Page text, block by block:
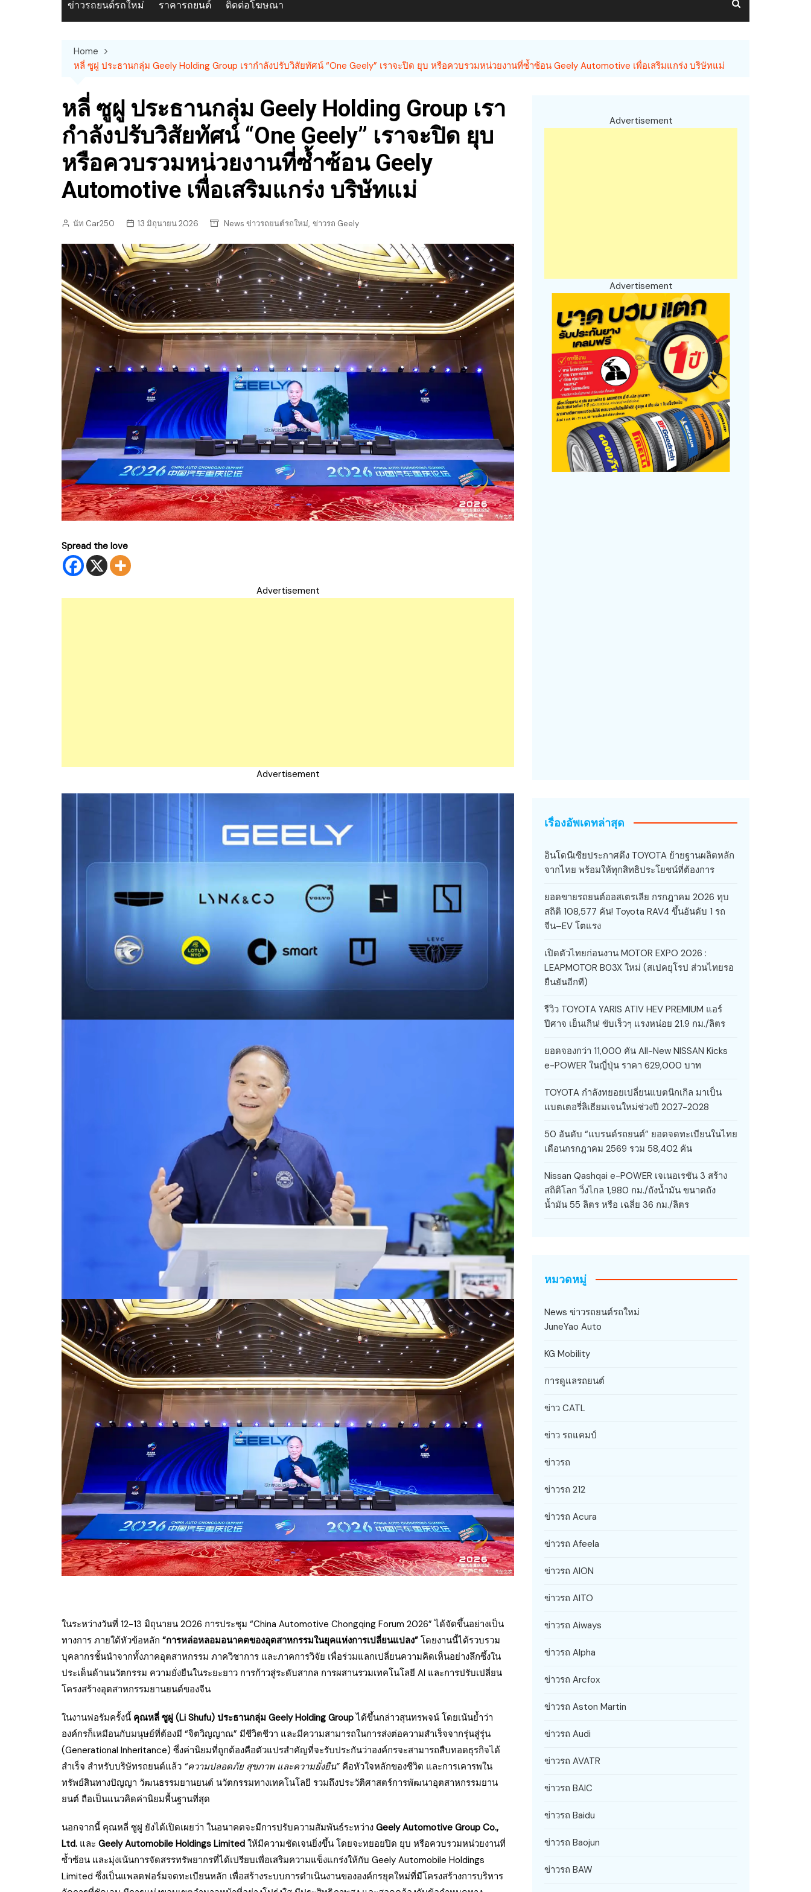
ข่าวรถยนต์รถใหม่ ราคารถยนต์ ติดต่อโฆษณา
Home
หลี่ ซูฝู ประธานกลุ่ม Geely Holding Group เรากำลังปรับวิสัยทัศน์ “One Geely” เราจะปิด ยุบ หรือควบรวมหน่วยงานที่ซ้ำซ้อน Geely Automotive เพื่อเสริมแกร่ง บริษัทแม่
หลี่ ซูฝู ประธานกลุ่ม Geely Holding Group เรา
กำลังปรับวิสัยทัศน์ “One Geely” เราจะปิด ยุบ
หรือควบรวมหน่วยงานที่ซ้ำซ้อน Geely
Automotive เพื่อเสริมแกร่ง บริษัทแม่
นัท Car250 13 มิถุนายน 2026 News ข่าวรถยนต์รถใหม่, ข่าวรถ Geely
Spread the love
Advertisement
Advertisement
ในระหว่างวันที่ 12-13 มิถุนายน 2026 การประชุม “China Automotive Chongqing Forum 2026” ได้จัดขึ้นอย่างเป็น
ทางการ ภายใต้หัวข้อหลัก “การหล่อหลอมอนาคตของอุตสาหกรรมในยุคแห่งการเปลี่ยนแปลง” โดยงานนี้ได้รวบรวม
บุคลากรชั้นนำจากทั้งภาคอุตสาหกรรม ภาควิชาการ และภาคการวิจัย เพื่อร่วมแลกเปลี่ยนความคิดเห็นอย่างลึกซึ้งใน
ประเด็นด้านนวัตกรรม ความยั่งยืนในระยะยาว การก้าวสู่ระดับสากล การผสานรวมเทคโนโลยี AI และการปรับเปลี่ยน
โครงสร้างอุตสาหกรรมยานยนต์ของจีน
ในงานฟอรัมครั้งนี้ คุณหลี่ ซูฝู (Li Shufu) ประธานกลุ่ม Geely Holding Groupได้ขึ้นกล่าวสุนทรพจน์ โดยเน้นย้ำว่า
องค์กรก็เหมือนกับมนุษย์ที่ต้องมี “จิตวิญญาณ” มีชีวิตชีวา และมีความสามารถในการส่งต่อความสำเร็จจากรุ่นสู่รุ่น
(Generational Inheritance) ซึ่งค่านิยมที่ถูกต้องคือตัวแปรสำคัญที่จะรับประกันว่าองค์กรจะสามารถสืบทอดธุรกิจได้
สำเร็จ สำหรับบริษัทรถยนต์แล้ว “ความปลอดภัย สุขภาพ และความยั่งยืน” คือหัวใจหลักของชีวิต และการเคารพใน
ทรัพย์สินทางปัญญา วัฒนธรรมยานยนต์ นวัตกรรมทางเทคโนโลยี รวมถึงประวัติศาสตร์การพัฒนาอุตสาหกรรมยาน
ยนต์ ถือเป็นแนวคิดค่านิยมพื้นฐานที่สุด
นอกจากนี้ คุณหลี่ ซูฝู ยังได้เปิดเผยว่า ในอนาคตจะมีการปรับความสัมพันธ์ระหว่าง Geely Automotive Group Co.,
Ltd. และ Geely Automobile Holdings Limited ให้มีความชัดเจนยิ่งขึ้น โดยจะทยอยปิด ยุบ หรือควบรวมหน่วยงานที่
ซ้ำซ้อน และมุ่งเน้นการจัดสรรทรัพยากรที่ได้เปรียบเพื่อเสริมความแข็งแกร่งให้กับ Geely Automobile Holdings
Limited ซึ่งเป็นแพลตฟอร์มจดทะเบียนหลัก เพื่อสร้างระบบการดำเนินงานขององค์กรยุคใหม่ที่มีโครงสร้างการบริหาร
Advertisement
Advertisement
เรื่องอัพเดทล่าสุด
อินโดนีเซียประกาศดึง TOYOTA ย้ายฐานผลิตหลัก
จากไทย พร้อมให้ทุกสิทธิประโยชน์ที่ต้องการ
ยอดขายรถยนต์ออสเตรเลีย กรกฎาคม 2026 ทุบ
สถิติ 108,577 คัน! Toyota RAV4 ขึ้นอันดับ 1 รถ
จีน–EV โตแรง
เปิดตัวไทยก่อนงาน MOTOR EXPO 2026 :
LEAPMOTOR B03X ใหม่ (สเปคยุโรป ส่วนไทยรอ
ยืนยันอีกที)
รีวิว TOYOTA YARIS ATIV HEV PREMIUM แอร์
ปีศาจ เย็นเกิน! ขับเร็วๆ แรงหน่อย 21.9 กม./ลิตร
ยอดจองกว่า 11,000 คัน All-New NISSAN Kicks
e-POWER ในญี่ปุ่น ราคา 629,000 บาท
TOYOTA กำลังทยอยเปลี่ยนแบตนิกเกิล มาเป็น
แบตเตอรี่ลิเธียมเจนใหม่ช่วงปี 2027-2028
50 อันดับ “แบรนด์รถยนต์” ยอดจดทะเบียนในไทย
เดือนกรกฎาคม 2569 รวม 58,402 คัน
Nissan Qashqai e-POWER เจเนอเรชัน 3 สร้าง
สถิติโลก วิ่งไกล 1,980 กม./ถังน้ำมัน ขนาดถัง
น้ำมัน 55 ลิตร หรือ เฉลี่ย 36 กม./ลิตร
หมวดหมู่
News ข่าวรถยนต์รถใหม่
JuneYao Auto
KG Mobility
การดูแลรถยนต์
ข่าว CATL
ข่าว รถแคมป์
ข่าวรถ
ข่าวรถ 212
ข่าวรถ Acura
ข่าวรถ Afeela
ข่าวรถ AION
ข่าวรถ AITO
ข่าวรถ Aiways
ข่าวรถ Alpha
ข่าวรถ Arcfox
ข่าวรถ Aston Martin
ข่าวรถ Audi
ข่าวรถ AVATR
ข่าวรถ BAIC
ข่าวรถ Baidu
ข่าวรถ Baojun
ข่าวรถ BAW